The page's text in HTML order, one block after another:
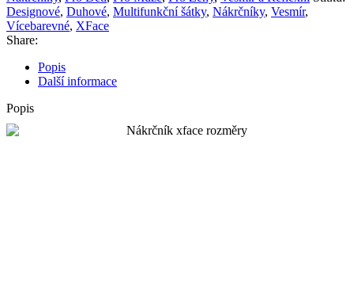
Designové, Duhové, Multifunkční šátky, Nákrčníky, Vesmír,
Vícebarevné, XFace
Share:
Popis
Další informace
Popis